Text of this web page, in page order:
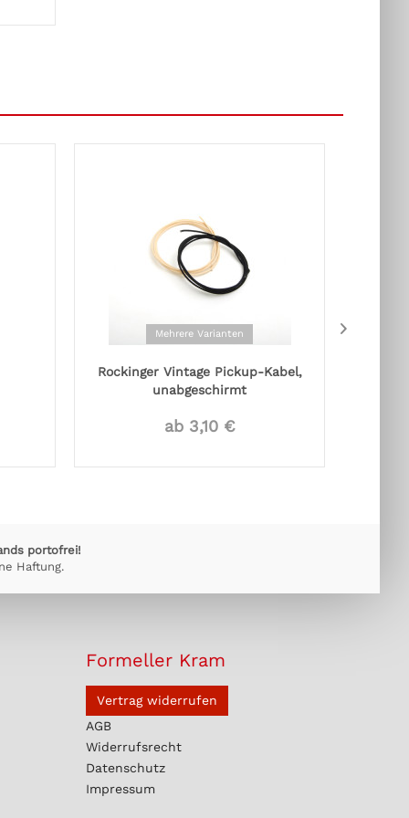
Mehrere Varianten
Rockinger Vintage Pickup-Kabel,
unabgeschirmt
ab 3,10 €
portofrei!
Haftung.
Formeller Kram
Vertrag widerrufen
AGB
Widerrufsrecht
Datenschutz
Impressum